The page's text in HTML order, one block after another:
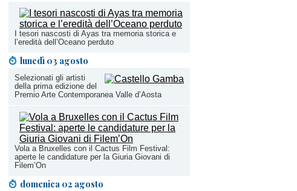
I tesori nascosti di Ayas tra memoria storica e
l’eredità dell’Oceano perduto
lunedì 03 agosto
Selezionati gli artisti
della prima edizione del
Premio Arte Contemporanea Valle d’Aosta
Vola a Bruxelles con il Cactus Film Festival:
aperte le candidature per la Giuria Giovani di
Filem’On
domenica 02 agosto